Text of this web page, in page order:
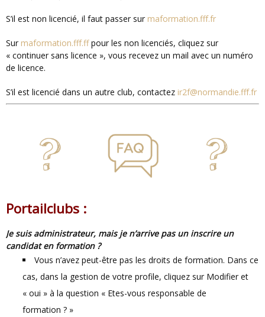
S’il est non licencié, il faut passer sur maformation.fff.fr
Sur maformation.fff.ffpour les non licenciés, cliquez sur
« continuer sans licence », vous recevez un mail avec un numéro
de licence.
S’il est licencié dans un autre club, contactez ir2f@normandie.fff.fr
Portailclubs :
Je suis administrateur, mais je n’arrive pas un inscrire un
candidat en formation ?
Vous n’avez peut-être pas les droits de formation. Dans ce
cas, dans la gestion de votre profile, cliquez sur Modifier et
« oui » à la question « Etes-vous responsable de
formation ? »